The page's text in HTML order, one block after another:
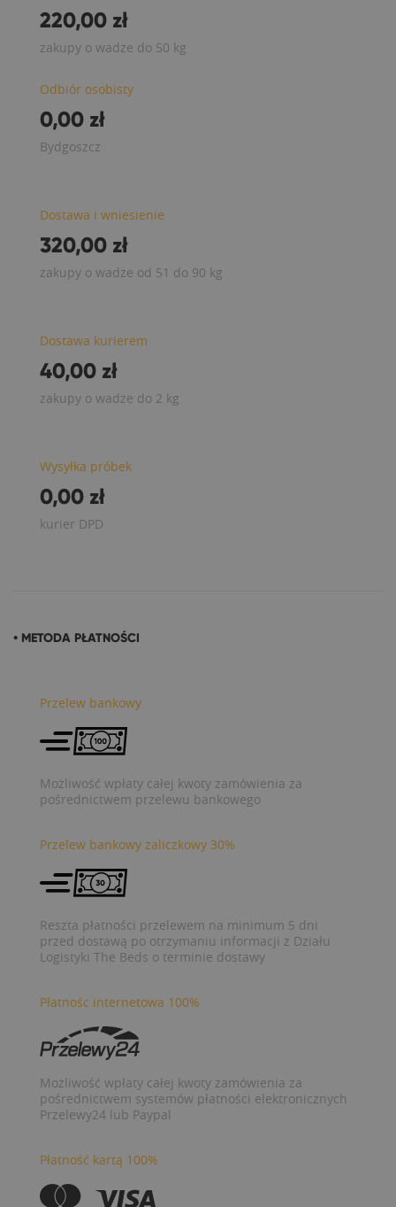
220,00 zł
zakupy o wadze do 50 kg
Odbiór osobisty
0,00 zł
Bydgoszcz
Dostawa i wniesienie
320,00 zł
zakupy o wadze od 51 do 90 kg
Dostawa kurierem
40,00 zł
zakupy o wadze do 2 kg
Wysyłka próbek
0,00 zł
kurier DPD
• METODA PŁATNOŚCI
Przelew bankowy
Możliwość wpłaty całej kwoty zamówienia za
pośrednictwem przelewu bankowego
Przelew bankowy zaliczkowy 30%
Reszta płatności przelewem na minimum 5 dni
przed dostawą po otrzymaniu informacji z Działu
Logistyki The Beds o terminie dostawy
Płatnośc internetowa 100%
Możliwość wpłaty całej kwoty zamówienia za
pośrednictwem systemów płatności elektronicznych
Przelewy24 lub Paypal
Płatność kartą 100%